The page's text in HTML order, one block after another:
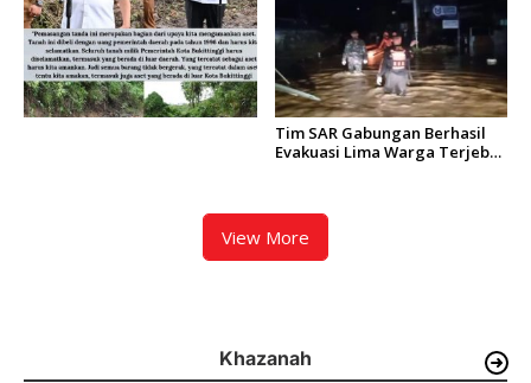
Tim SAR Gabungan Berhasil
Evakuasi Lima Warga Terjebak
View More
Khazanah